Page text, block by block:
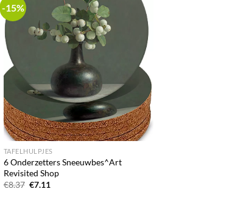
-15%
+
TAFELHULPJES
6 Onderzetters Sneeuwbes^Art
Revisited Shop
€8.37 Oorspronkelijke
€7.11Huidige